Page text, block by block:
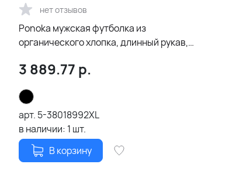
нет отзывов
Ponoka мужская футболка из
органического хлопка, длинный рукав,
3 889.77 р.
арт. 5-38018992XL
в наличии: 1 шт.
В корзину